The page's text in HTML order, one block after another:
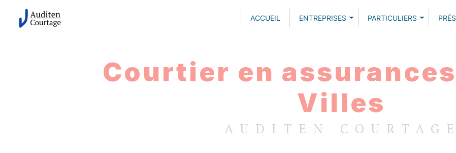
ACCUEIL ENTREPRISES PARTICULIERS
Courtier en
Villes
AUDITEN COURTAGE
Panneau de gestion des cookies